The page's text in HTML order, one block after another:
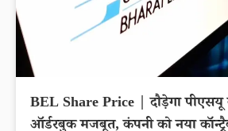
BEL Share Price | दौड़ेगा